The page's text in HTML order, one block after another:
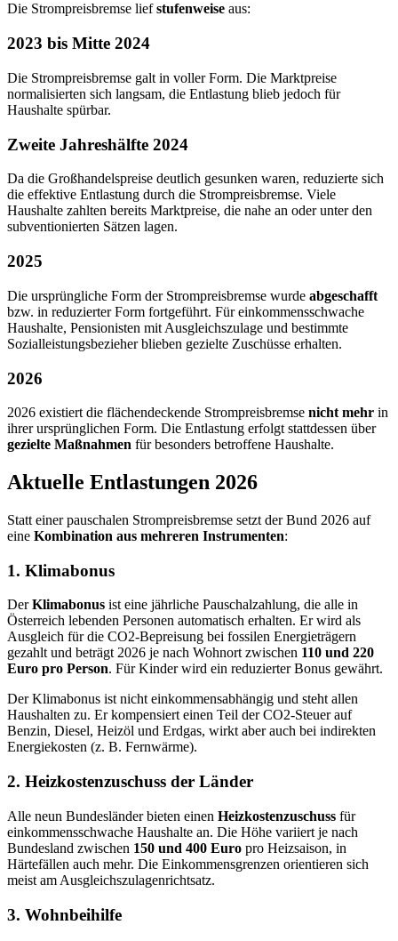
Die Strompreisbremse liefstufenweise aus:
2023 bis Mitte 2024
Die Strompreisbremse galt in voller Form. Die Marktpreise
normalisierten sich langsam, die Entlastung blieb jedoch für
Haushalte spürbar.
Zweite Jahreshälfte 2024
Da die Großhandelspreise deutlich gesunken waren, reduzierte sich
die effektive Entlastung durch die Strompreisbremse. Viele
Haushalte zahlten bereits Marktpreise, die nahe an oder unter den
subventionierten Sätzen lagen.
2025
Die ursprüngliche Form der Strompreisbremse wurde abgeschafft
bzw. in reduzierter Form fortgeführt. Für einkommensschwache
Haushalte, Pensionisten mit Ausgleichszulage und bestimmte
Sozialleistungsbezieher blieben gezielte Zuschüsse erhalten.
2026
2026 existiert die flächendeckende Strompreisbremse nicht mehr in
ihrer ursprünglichen Form. Die Entlastung erfolgt stattdessen über
gezielte Maßnahmen für besonders betroffene Haushalte.
Aktuelle Entlastungen 2026
Statt einer pauschalen Strompreisbremse setzt der Bund 2026 auf
eine Kombination aus mehreren Instrumenten:
1. Klimabonus
DerKlimabonus ist eine jährliche Pauschalzahlung, die alle in
Österreich lebenden Personen automatisch erhalten. Er wird als
Ausgleich für die CO2-Bepreisung bei fossilen Energieträgern
gezahlt und beträgt 2026 je nach Wohnort zwischen 110 und 220
Euro pro Person. Für Kinder wird ein reduzierter Bonus gewährt.
Der Klimabonus ist nicht einkommensabhängig und steht allen
Haushalten zu. Er kompensiert einen Teil der CO2-Steuer auf
Benzin, Diesel, Heizöl und Erdgas, wirkt aber auch bei indirekten
Energiekosten (z. B. Fernwärme).
2. Heizkostenzuschuss der Länder
Alle neun Bundesländer bieten einen Heizkostenzuschuss für
einkommensschwache Haushalte an. Die Höhe variiert je nach
Bundesland zwischen 150 und 400 Euro pro Heizsaison, in
Härtefällen auch mehr. Die Einkommensgrenzen orientieren sich
meist am Ausgleichszulagenrichtsatz.
3. Wohnbeihilfe